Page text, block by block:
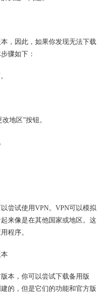
，因此，如果你发现无法下载
骤如下：
地区”按钮。
尝试使用VPN。VPN可以模拟
来像是在其他国家或地区。这
程序。
本，你可以尝试下载备用版
的，但是它们的功能和官方版